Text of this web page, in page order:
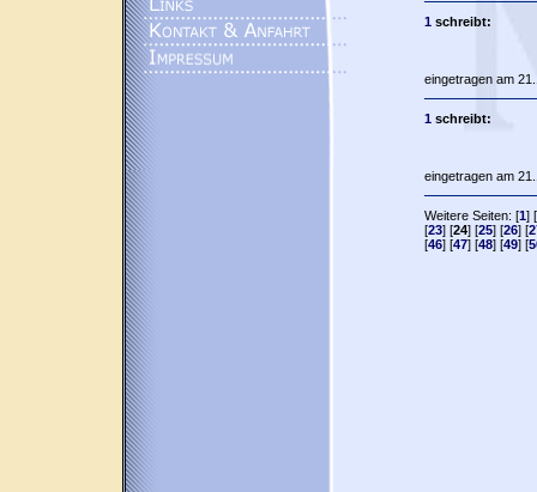
1schreibt:
eingetragen am
1schreibt:
eingetragen am
Weitere Seiten: [1] [
[23] [24] [25] [26] [
[46] [47] [48] [49] [